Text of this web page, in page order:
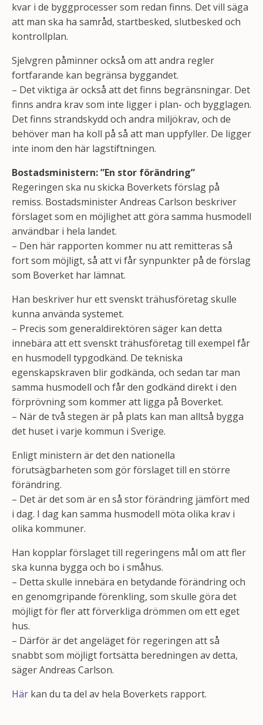
kvar i de byggprocesser som redan finns. Det vill säga
att man ska ha samråd, startbesked, slutbesked och
kontrollplan.
Sjelvgren påminner också om att andra regler
fortfarande kan begränsa byggandet.
– Det viktiga är också att det finns begränsningar. Det
finns andra krav som inte ligger i plan- och bygglagen.
Det finns strandskydd och andra miljökrav, och de
behöver man ha koll på så att man uppfyller. De ligger
inte inom den här lagstiftningen.
Bostadsministern: ”En stor förändring”
Regeringen ska nu skicka Boverkets förslag på
remiss. Bostadsminister Andreas Carlson beskriver
förslaget som en möjlighet att göra samma husmodell
användbar i hela landet.
– Den här rapporten kommer nu att remitteras så
fort som möjligt, så att vi får synpunkter på de förslag
som Boverket har lämnat.
Han beskriver hur ett svenskt trähusföretag skulle
kunna använda systemet.
– Precis som generaldirektören säger kan detta
innebära att ett svenskt trähusföretag till exempel får
en husmodell typgodkänd. De tekniska
egenskapskraven blir godkända, och sedan tar man
samma husmodell och får den godkänd direkt i den
förprövning som kommer att ligga på Boverket.
– När de två stegen är på plats kan man alltså bygga
det huset i varje kommun i Sverige.
Enligt ministern är det den nationella
förutsägbarheten som gör förslaget till en större
förändring.
– Det är det som är en så stor förändring jämfört med
i dag. I dag kan samma husmodell möta olika krav i
olika kommuner.
Han kopplar förslaget till regeringens mål om att fler
ska kunna bygga och bo i småhus.
– Detta skulle innebära en betydande förändring och
en genomgripande förenkling, som skulle göra det
möjligt för fler att förverkliga drömmen om ett eget
hus.
– Därför är det angeläget för regeringen att så
snabbt som möjligt fortsätta beredningen av detta,
säger Andreas Carlson.
Här kan du ta del av hela Boverkets rapport.